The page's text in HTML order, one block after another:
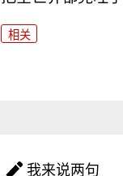
相关
我来说两句